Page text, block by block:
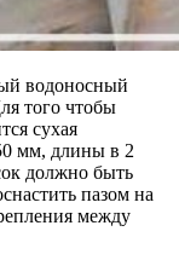
водоносный
того чтобы
сухая
мм, длины в 2
должно быть
пазом на
между